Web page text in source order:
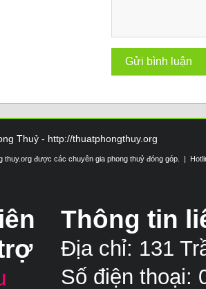
Thuỷ - http://thuatphongthuy.org
thuy.org được các chuyên gia phong thuỷ đóng góp. |
Thông tin
Địa chỉ: 131
Số điện thoại: